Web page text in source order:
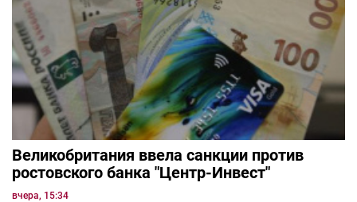
Великобритания ввела санкции против
ростовского банка "Центр-Инвест"
вчера, 15:34